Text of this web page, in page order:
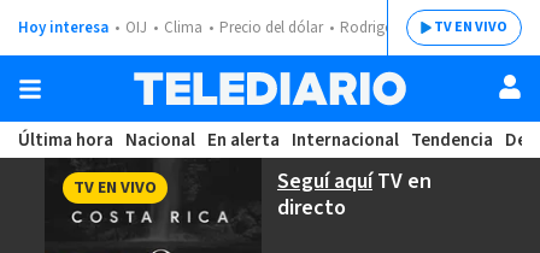
Hoy interesa OIJ Clima Precio del dólar Rodrigo ChavesTV EN VIVO
Última hora Nacional En alerta Internacional Tendencia
Seguí aquíTV en
directo
TV EN VIVO